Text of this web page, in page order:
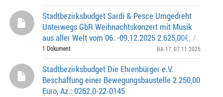
Stadtbezirksbudget Sardi & Pesce Umgedreht
Unterwegs GbR Weihnachtskonzert mit Musik
aus aller Welt vom 06. -09.12.2025 2.625,00€; Az.
0512
1 Dokument BA 17 , 07.11.2025
Stadtbezirksbudget Die Ehrenbürger e.V.
Beschaffung einer Bewegungsbaustelle 2.250,00
Euro, Az.: 0262.0-22-0145